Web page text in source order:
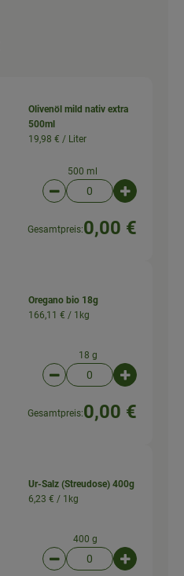
Olivenöl mild nativ extra
500ml
19,98 € / Liter
500 ml
Artikelanzahl
Gesamtpreis:0,00 €
Oregano bio 18g
166,11 € / 1kg
18 g
Artikelanzahl
Gesamtpreis:0,00 €
Ur-Salz (Streudose) 400g
6,23 € / 1kg
400 g
Artikelanzahl